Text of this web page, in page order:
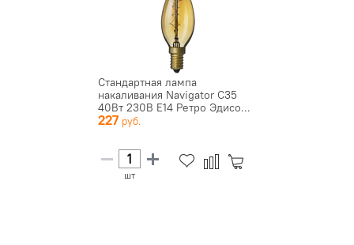
Стандартная лампа
накаливания Navigator C35
40Вт 230В E14 Ретро Эдисо...
227
шт